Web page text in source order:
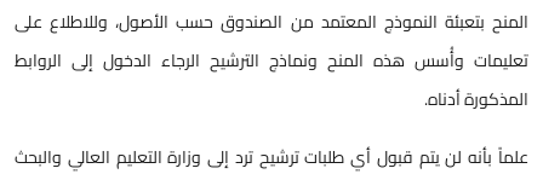
المنح بتعبئة النموذج المعتمد من الصندوق حسب الأصول، وللاطلاع على
تعليمات وأُسس هذه المنح ونماذج الترشيح الرجاء الدخول إلى الروابط
المذكورة أدناه.
علماً بأنه لن يتم قبول أي طلبات ترشيح ترد إلى وزارة التعليم العالي والبحث